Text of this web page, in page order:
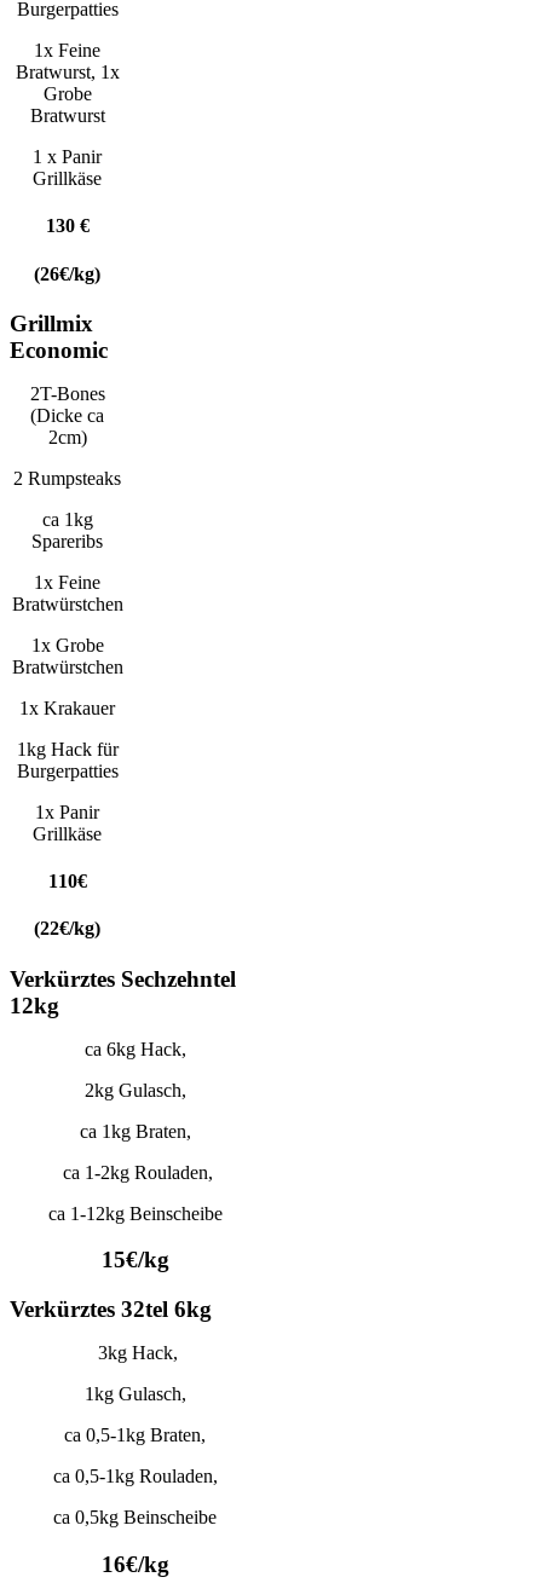
Burgerpatties
1x Feine
Bratwurst, 1x
Grobe
Bratwurst
1 x Panir
Grillkäse
130 €
(26€/kg)
Grillmix
Economic
2T-Bones
(Dicke ca
2cm)
2 Rumpsteaks
ca 1kg
Spareribs
1x Feine
Bratwürstchen
1x Grobe
Bratwürstchen
1x Krakauer
1kg Hack für
Burgerpatties
1x Panir
Grillkäse
110€
(22€/kg)
Verkürztes Sechzehntel
12kg
ca 6kg Hack,
2kg Gulasch,
ca 1kg Braten,
ca 1-2kg Rouladen,
ca 1-12kg Beinscheibe
15€/kg
Verkürztes 32tel 6kg
3kg Hack,
1kg Gulasch,
ca 0,5-1kg Braten,
ca 0,5-1kg Rouladen,
ca 0,5kg Beinscheibe
16€/kg